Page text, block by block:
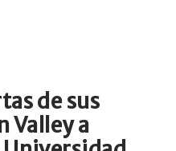
de sus
Valley a